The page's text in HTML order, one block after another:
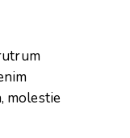
molestie